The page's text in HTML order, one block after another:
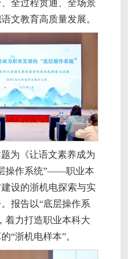
全过程贯通、全场景
文教育高质量发展。
为《让语文素养成为
操作系统”——职业本
设的浙机电探索与实
报告以“底层操作系
着力打造职业本科大
“浙机电样本”。